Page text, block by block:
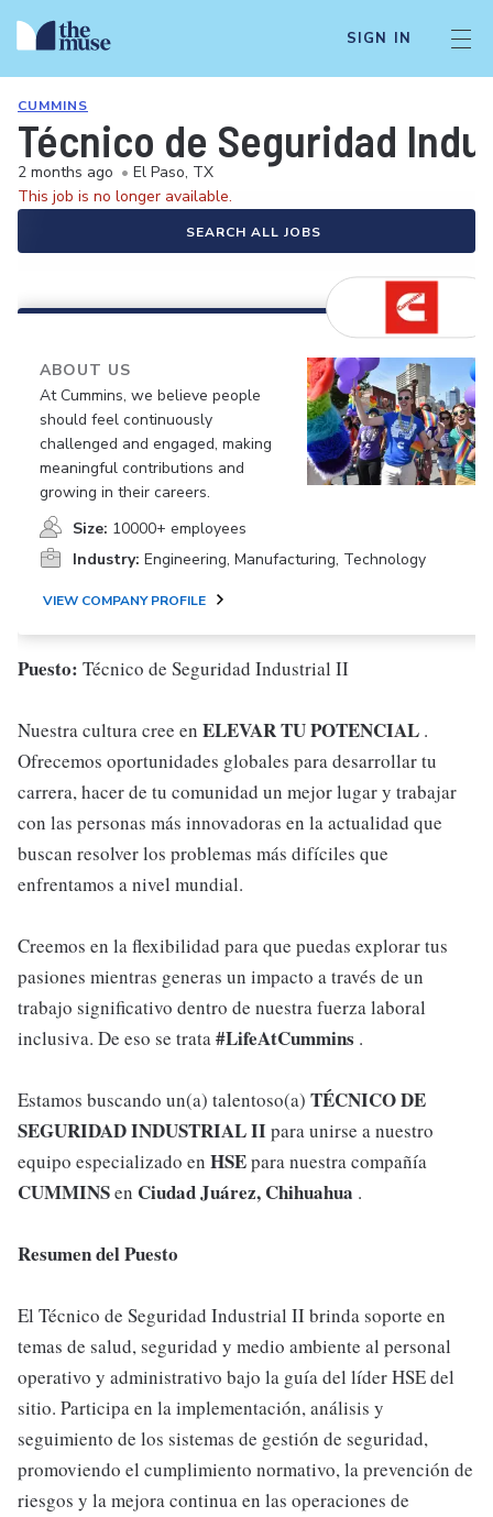
SIGN IN
CUMMINS
Técnico de Seguridad
2 months ago • El Paso, TX
This job is no longer available.
SEARCH ALL JOBS
ABOUT US
At Cummins, we believe people
should feel continuously
challenged and engaged, making
meaningful contributions and
growing in their careers.
Size: 10000+ employees
Industry: Engineering, Manufacturing, Technology
VIEW COMPANY PROFILE
Puesto: Técnico de Seguridad Industrial II
Nuestra cultura cree en ELEVAR TU POTENCIAL .
Ofrecemos oportunidades globales para desarrollar tu
carrera, hacer de tu comunidad un mejor lugar y trabajar
con las personas más innovadoras en la actualidad que
buscan resolver los problemas más difíciles que
enfrentamos a nivel mundial.
Creemos en la flexibilidad para que puedas explorar tus
pasiones mientras generas un impacto a través de un
trabajo significativo dentro de nuestra fuerza laboral
inclusiva. De eso se trata#LifeAtCummins .
Estamos buscando un(a) talentoso(a) TÉCNICO DE
SEGURIDAD INDUSTRIAL IIpara unirse a nuestro
equipo especializado en HSEpara nuestra compañía
CUMMINSen Ciudad Juárez, Chihuahua .
Resumen del Puesto
El Técnico de Seguridad Industrial II brinda soporte en
temas de salud, seguridad y medio ambiente al personal
operativo y administrativo bajo la guía del líder HSE del
sitio. Participa en la implementación, análisis y
seguimiento de los sistemas de gestión de seguridad,
promoviendo el cumplimiento normativo, la prevención de
riesgos y la mejora continua en las operaciones de